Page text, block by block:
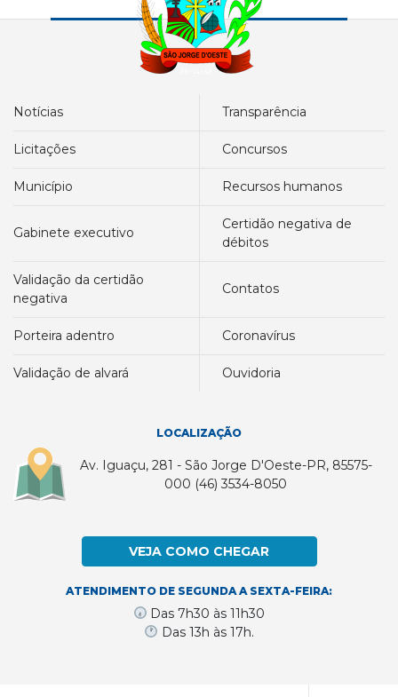
notícias transparência
licitações concursos
município recursos humanos
gabinete executivo
certidão negativa de
débitos
validação da certidão
negativa
contatos
porteira adentro coronavírus
validação de alvará ouvidoria
LOCALIZAÇÃO
Av. Iguaçu, 281 - São Jorge D'Oeste-PR, 85575-
000 (46) 3534-8050
VEJA COMO CHEGAR
ATENDIMENTO DE SEGUNDA A SEXTA-FEIRA:
Das 7h30 às 11h30
Das 13h às 17h.